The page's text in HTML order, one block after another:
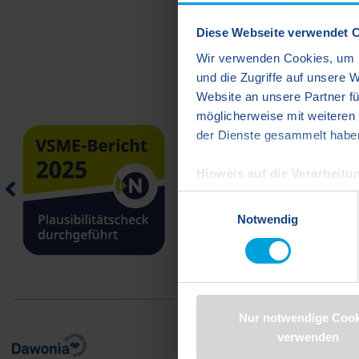
Diese Webseite verwendet
Wir verwenden Cookies,
und die Zugriffe auf unsere
Website an unsere Partner
möglicherweise mit
der Dienste gesammelt
Hinweis auf die
Google Ireland Limited)
Daten in den USA
finden Sie in der
Notwendig
Nur notwendige
verwenden
Als Ansprechpartner:in sind